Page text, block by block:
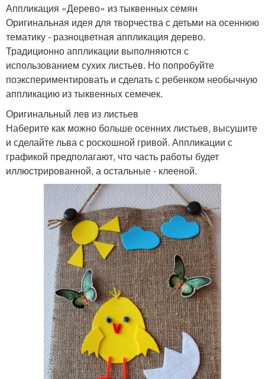
Аппликация «Дерево» из тыквенных семян
Оригинальная идея для творчества с детьми на осеннюю
тематику - разноцветная аппликация дерево.
Традиционно аппликации выполняются с
использованием сухих листьев. Но попробуйте
поэкспериментировать и сделать с ребенком необычную
аппликацию из тыквенных семечек.
Оригинальный лев из листьев
Наберите как можно больше осенних листьев, высушите
и сделайте льва с роскошной гривой. Аппликации с
графикой предполагают, что часть работы будет
иллюстрированной, а остальные - клееной.